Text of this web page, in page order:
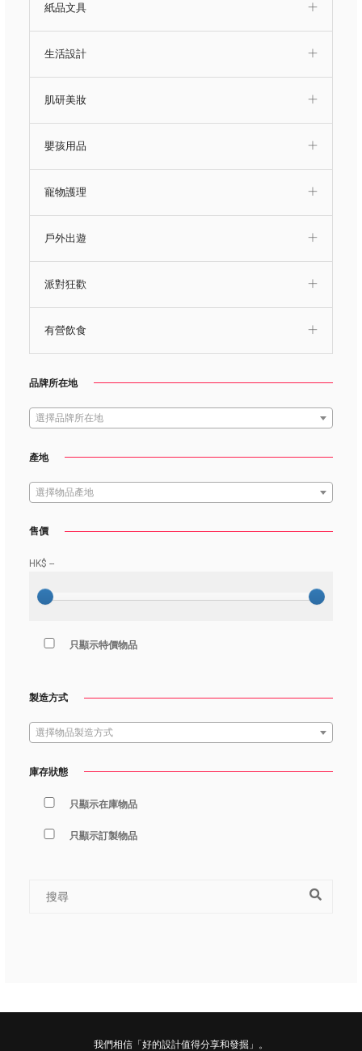
紙品文具
生活設計
肌研美妝
嬰孩用品
寵物護理
戶外出遊
派對狂歡
有營飲食
品牌所在地
選擇品牌所在地
產地
選擇物品產地
售價
HK$ --
只顯示特價物品
製造方式
選擇物品製造方式
庫存狀態
只顯示在庫物品
只顯示訂製物品
我們相信「好的設計值得分享和發掘」。